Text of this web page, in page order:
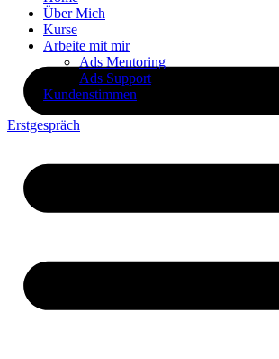
Über Mich
Kurse
Arbeite mit mir
Ads Mentoring
Ads Support
Kundenstimmen
Erstgespräch